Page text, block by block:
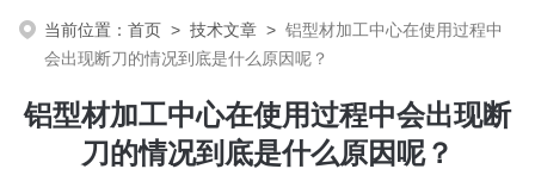
当前位置：首页 >技术文章 >铝型材加工中心在使用过程中
会出现断刀的情况到底是什么原因呢？
铝型材加工中心在使用过程中会出现断
刀的情况到底是什么原因呢？